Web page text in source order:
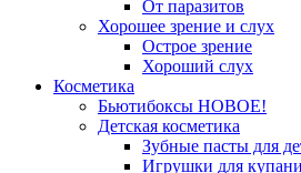
От паразитов
Хорошее зрение и слух
Острое зрение
Хороший слух
Косметика
Бьютибоксы НОВОЕ!
Детская косметика
Зубные пасты для
Игрушки для